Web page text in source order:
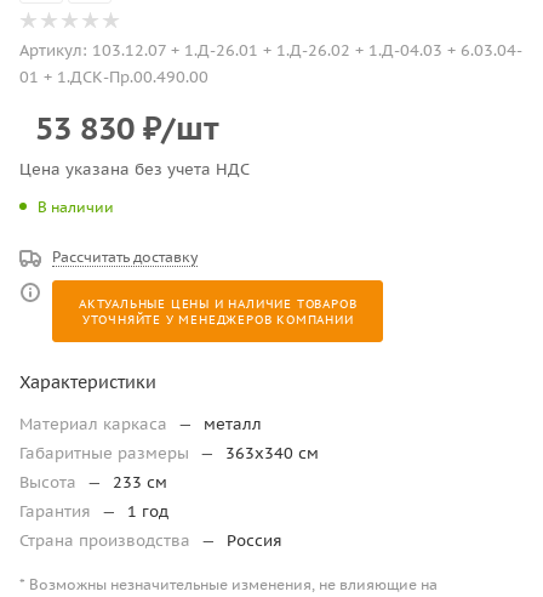
Артикул: 103.12.07 + 1.Д-26.01 + 1.Д-26.02 + 1.Д-04.03 + 6.03.04-
01 + 1.ДСК-Пр.00.490.00
53 830 ₽/шт
Цена указана без учета НДС
В наличии
Рассчитать доставку
АКТУАЛЬНЫЕ ЦЕНЫ И НАЛИЧИЕ ТОВАРОВ
УТОЧНЯЙТЕ У МЕНЕДЖЕРОВ КОМПАНИИ
Характеристики
Материал каркаса —
металл
Габаритные размеры
—
363х340 см
Высота
—
233 см
Гарантия
—
1 год
Страна производства
— Россия
* Возможны незначительные изменения, не влияющие на